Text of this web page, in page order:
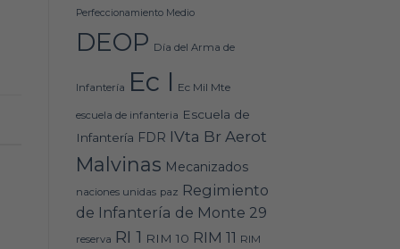
Perfeccionamiento Medio
DEOP Día del Arma de
Infantería Ec I Ec Mil Mte
escuela de infanteria Escuela de
Infantería FDR IVta Br Aerot
Malvinas Mecanizados
naciones unidas paz Regimiento
de Infantería de Monte 29
reserva RI 1 RIM 10 RIM 11 RIM